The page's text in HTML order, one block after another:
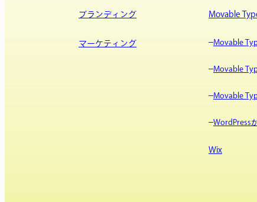
ブランディング
マーケティング
Movable
Movable
Movable
Movable
WordPress
Wix